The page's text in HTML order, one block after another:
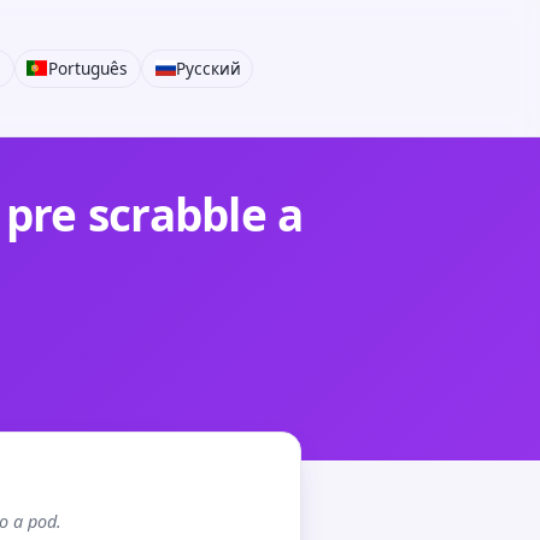
Português Русский
scrabble a
a pod.